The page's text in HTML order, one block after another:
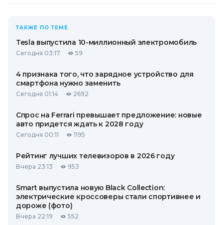
ТАКЖЕ ПО ТЕМЕ
Tesla выпустила 10-миллионный электромобиль
Сегодня 03:17 59
4 признака того, что зарядное устройство для
смартфона нужно заменить
Сегодня 01:14 2692
Спрос на Ferrari превышает предложение: новые
авто придется ждать к 2028 году
Сегодня 00:11 1195
Рейтинг лучших телевизоров в 2026 году
Вчера 23:13 953
Smart выпустила новую Black Collection:
электрические кроссоверы стали спортивнее и
дороже (фото)
Вчера 22:19 552